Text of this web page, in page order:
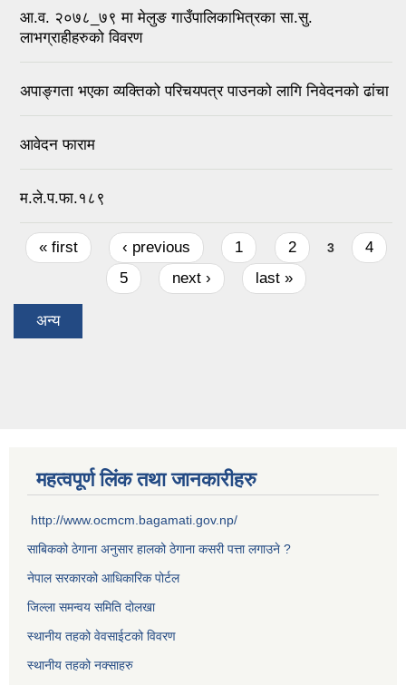
आ.व. २०७८_७९ मा मेलुङ गाउँपालिकाभित्रका सा.सु.
लाभग्राहीहरुको विवरण
अपाङ्गता भएका व्यक्तिको परिचयपत्र पाउनको लागि निवेदनको ढांचा
आवेदन फाराम
म.ले.प.फा.१८९
Pages
« first ‹ previous 1 2 3
4
5
next › last »
अन्य
महत्वपूर्ण लिंक तथा जानकारीहरु
http://www.ocmcm.bagamati.gov.np/
साबिकको ठेगाना अनुसार हालको ठेगाना कसरी पत्ता लगाउने ?
नेपाल सरकारको आधिकारिक पोर्टल
जिल्ला समन्वय समिति दोलखा
स्थानीय तहको वेवसाईटको विवरण
स्थानीय तहको नक्साहरु